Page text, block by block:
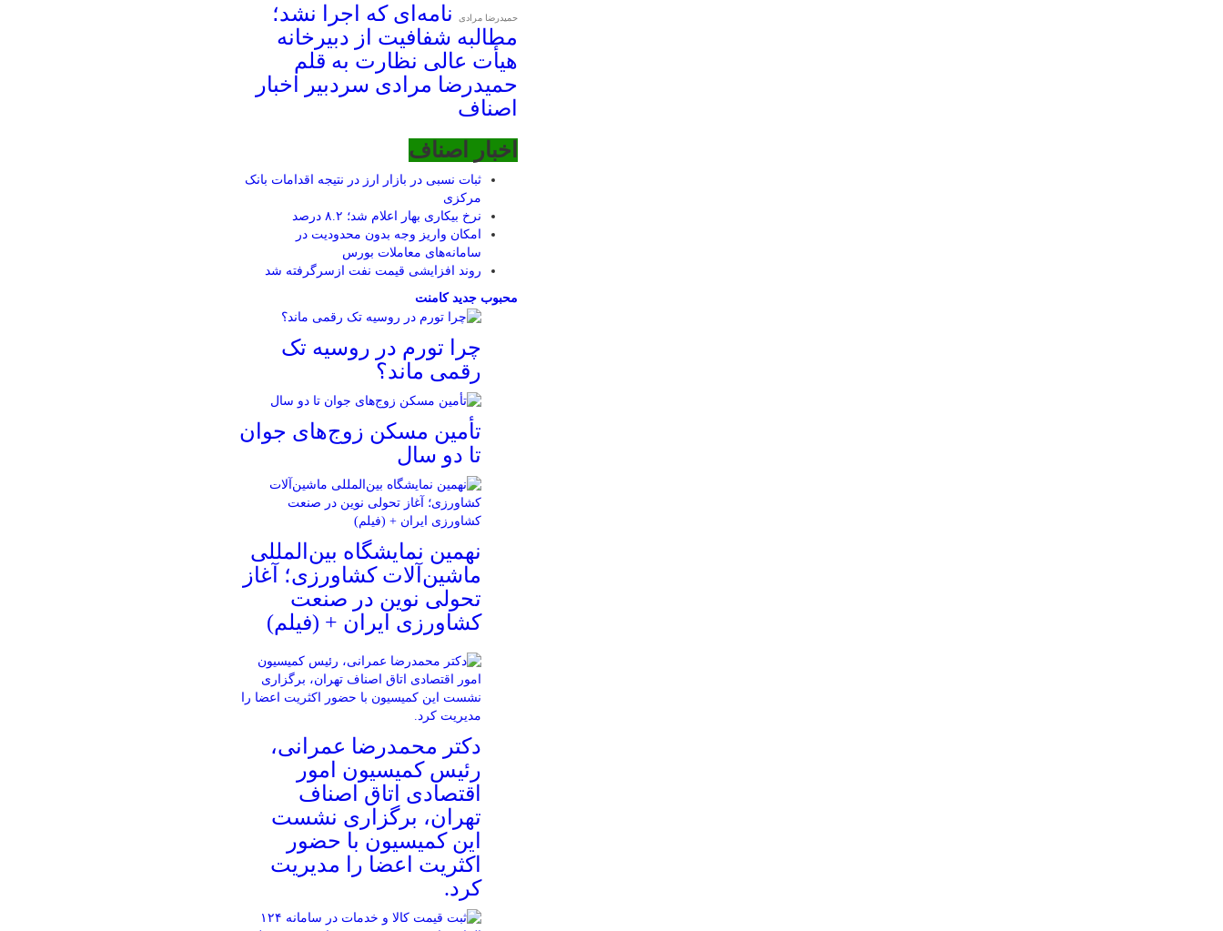
حمیدرضا مرادی
نامه‌ای که اجرا نشد؛
مطالبه شفافیت از دبیرخانه
هیأت عالی نظارت به قلم
حمیدرضا مرادی سردبیر اخبار
اصناف
اخبار اصناف
ثبات نسبی در بازار ارز در نتیجه اقدامات بانک
مرکزی
نرخ بیکاری بهار اعلام شد؛ ۸.۲ درصد
امکان واریز وجه بدون محدودیت در
سامانه‌های معاملات بورس
روند افزایشی قیمت نفت ازسرگرفته شد
محبوبجدیدکامنت
چرا تورم در روسیه تک
رقمی ماند؟
تأمین مسکن زوج‌های جوان
تا دو سال
نهمین نمایشگاه بین‌المللی
ماشین‌آلات کشاورزی؛ آغاز
تحولی نوین در صنعت
کشاورزی ایران + (فیلم)
دکتر محمدرضا عمرانی،
رئیس کمیسیون امور
اقتصادی اتاق اصناف
تهران، برگزاری نشست
این کمیسیون با حضور
اکثریت اعضا را مدیریت
کرد.